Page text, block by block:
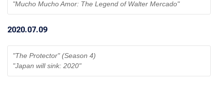
"Mucho Mucho Amor: The Legend of Walter Mercado"
2020.07.09
"The Protector" (Season 4)
"Japan will sink: 2020"